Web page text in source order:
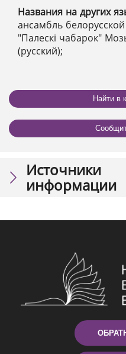
Названия на других
ансамбль
"Палескi чабарок"
(русский);
Найти в
Источники
информации